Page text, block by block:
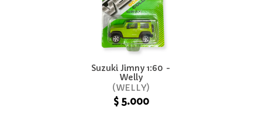
Suzuki Jimny 1:60 -
Welly
WELLY
$ 5.000